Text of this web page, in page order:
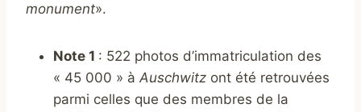
monument».
Note 1 : 522 photos d’immatriculation des
« 45 000 » à Auschwitz ont été retrouvées
parmi celles que des membres de la